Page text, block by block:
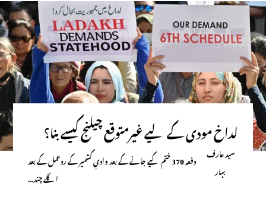
لداخ مودی کے لیے غیرمتوقع چیلنج کیسے بنا؟
سید عارف
بہار
دفعہ 370 ختم کیے جانے کے بعد وادیِ کشمیر کے ردعمل کے بعد
اگلے چند…